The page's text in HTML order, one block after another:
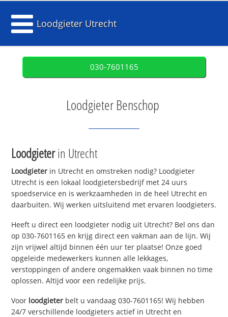
Loodgieter Utrecht
030-7601165
Loodgieter Benschop
Loodgieterin Utrecht
Loodgieter in Utrecht en omstreken nodig? Loodgieter
Utrecht is een lokaal loodgietersbedrijf met 24 uurs
spoedservice en is werkzaamheden in de heel Utrecht en
daarbuiten. Wij werken uitsluitend met ervaren loodgieters.
Heeft u direct een loodgieter nodig uit Utrecht? Bel ons dan
op 030-7601165 en krijg direct een vakman aan de lijn. Wij
zijn vrijwel altijd binnen één uur ter plaatse! Onze goed
opgeleide medewerkers kunnen alle lekkages,
verstoppingen of andere ongemakken vaak binnen no time
oplossen. Altijd voor een redelijke prijs.
Voor loodgieter belt u vandaag 030-7601165! Wij hebben
24/7 verschillende loodgieters actief in Utrecht en